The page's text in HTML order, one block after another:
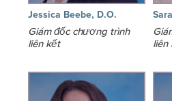
Jessica Beebe, D.O.
Giám đốc chương trình
liên kết
liên